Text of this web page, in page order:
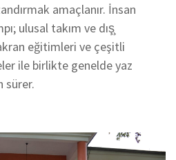
amaçlanır. İnsan
ulusal takım ve dış̧
eğitimleri ve çeşitli
ile birlikte genelde yaz
sürer.